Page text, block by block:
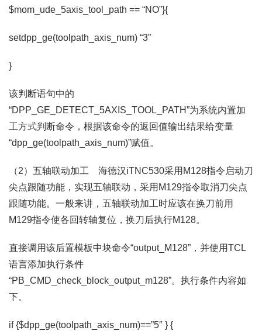
$mom_ude_5axis_tool_path == “NO”}{
setdpp_ge(toolpath_axis_num) “3”
}
该判断语句中的
“DPP_GE_DETECT_5AXIS_TOOL_PATH”为系统内置加
工方式判断命令，根据该命令的返回值输出结果给变量
“dpp_ge(toolpath_axis_num)”赋值。
（2）五轴联动加工 海德汉iTNC530采用M128指令启动刀
尖点跟随功能，实现五轴联动，采用M129指令取消刀尖点
跟随功能。一般来讲，五轴联动加工时应该在换刀前用
M129指令使各回转轴复位，换刀后执行M128。
直接调用该后置模板中块命令“output_M128”，并使用TCL
语言添加执行条件
“PB_CMD_check_block_output_m128”。执行条件内容如
下。
if {$dpp_ge(toolpath_axis_num)==”5″ } {